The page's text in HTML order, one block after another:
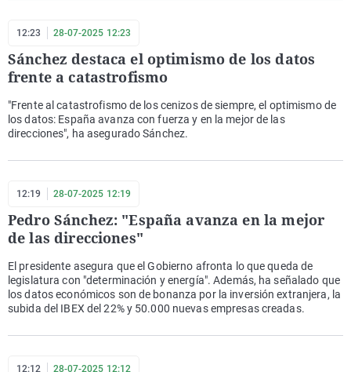
12:23 28-07-2025 12:23
Sánchez destaca el optimismo de los datos
frente a catastrofismo
"Frente al catastrofismo de los cenizos de siempre, el optimismo de
los datos: España avanza con fuerza y en la mejor de las
direcciones", ha asegurado Sánchez.
12:19 28-07-2025 12:19
Pedro Sánchez: "España avanza en la mejor
de las direcciones"
El presidente asegura que el Gobierno afronta lo que queda de
legislatura con "determinación y energía". Además, ha señalado que
los datos económicos son de bonanza por la inversión extranjera, la
subida del IBEX del 22% y 50.000 nuevas empresas creadas.
12:12 28-07-2025 12:12